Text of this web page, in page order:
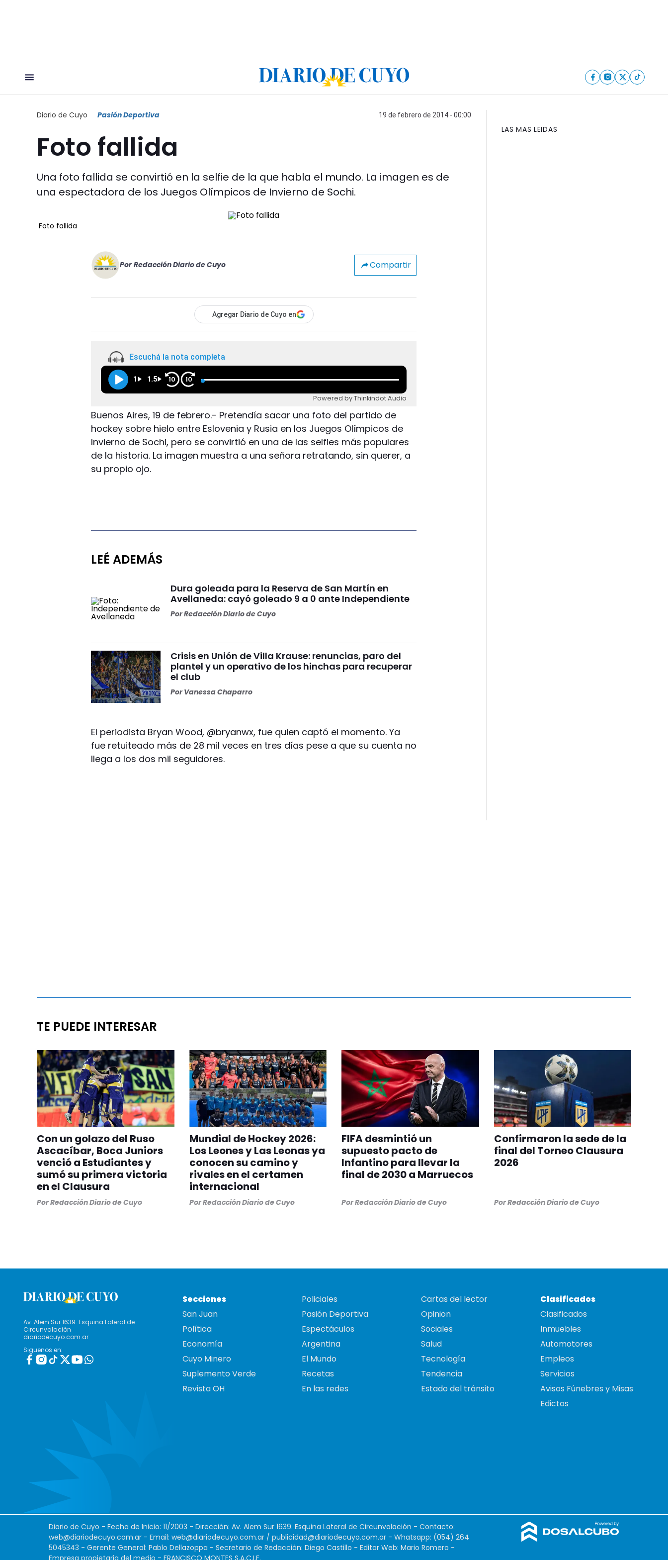
Diario de Cuyo Pasión Deportiva 19 de febrero de 2014 - 00:00
Foto fallida
Una foto fallida se convirtió en la selfie de la que habla el mundo. La imagen es de
una espectadora de los Juegos Olímpicos de Invierno de Sochi.
Foto fallida
Por Redacción Diario de Cuyo Compartir
Agregar Diario de Cuyo en
Escuchá la nota completa
1 1.5 10 10
Powered by Thinkindot Audio
Buenos Aires, 19 de febrero.- Pretendía sacar una foto del partido de
hockey sobre hielo entre Eslovenia y Rusia en los Juegos Olímpicos de
Invierno de Sochi, pero se convirtió en una de las selfies más populares
de la historia. La imagen muestra a una señora retratando, sin querer, a
su propio ojo.
LEÉ ADEMÁS
Dura goleada para la Reserva de San Martín en
Avellaneda: cayó goleado 9 a 0 ante Independiente
PorRedacción Diario de Cuyo
Crisis en Unión de Villa Krause: renuncias, paro del
plantel y un operativo de los hinchas para recuperar
el club
PorVanessa Chaparro
El periodista Bryan Wood, @bryanwx, fue quien captó el momento. Ya
fue retuiteado más de 28 mil veces en tres días pese a que su cuenta no
llega a los dos mil seguidores.
LAS MAS LEIDAS
TE PUEDE INTERESAR
Con un golazo del Ruso
Ascacíbar, Boca Juniors
venció a Estudiantes y
sumó su primera victoria
en el Clausura
PorRedacción Diario de Cuyo
Mundial de Hockey 2026:
Los Leones y Las Leonas ya
conocen su camino y
rivales en el certamen
internacional
PorRedacción Diario de Cuyo
FIFA desmintió un
supuesto pacto de
Infantino para llevar la
final de 2030 a Marruecos
PorRedacción Diario de Cuyo
Confirmaron la sede de la
final del Torneo Clausura
2026
PorRedacción Diario de Cuyo
Av. Alem Sur 1639. Esquina Lateral de
Circunvalación
diariodecuyo.com.ar
Siguenos en:
Secciones
San Juan
Política
Economía
Cuyo Minero
Suplemento Verde
Revista OH
Policiales
Pasión Deportiva
Espectáculos
Argentina
El Mundo
Recetas
En las redes
Cartas del lector
Opinion
Sociales
Salud
Tecnología
Tendencia
Estado del tránsito
Clasificados
Clasificados
Inmuebles
Automotores
Empleos
Servicios
Avisos Fúnebres y Misas
Edictos
Diario de Cuyo - Fecha de Inicio: 11/2003 - Dirección: Av. Alem Sur 1639. Esquina Lateral de Circunvalación - Contacto:
web@diariodecuyo.com.ar - Email: web@diariodecuyo.com.ar / publicidad@diariodecuyo.com.ar - Whatsapp: (054) 264
5045343 - Gerente General: Pablo Dellazoppa - Secretario de Redacción: Diego Castillo - Editor Web: Mario Romero -